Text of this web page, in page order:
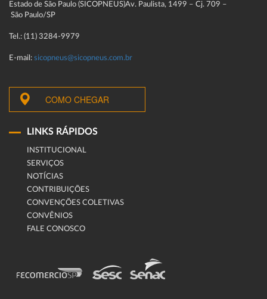
Estado de São Paulo (SICOPNEUS)Av. Paulista, 1499 – Cj. 709 –
São Paulo/SP
Tel.: (11) 3284-9979
E-mail: sicopneus@sicopneus.com.br
COMO CHEGAR
LINKS RÁPIDOS
INSTITUCIONAL
SERVIÇOS
NOTÍCIAS
CONTRIBUIÇÕES
CONVENÇÕES COLETIVAS
CONVÊNIOS
FALE CONOSCO